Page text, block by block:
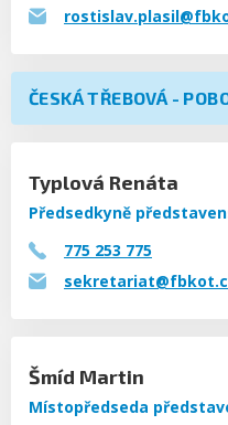
ČESKÁ TŘEBOVÁ -
Renáta
Typlová
Předsedkyně
775 253 775
Martin
Šmíd
Místopředseda